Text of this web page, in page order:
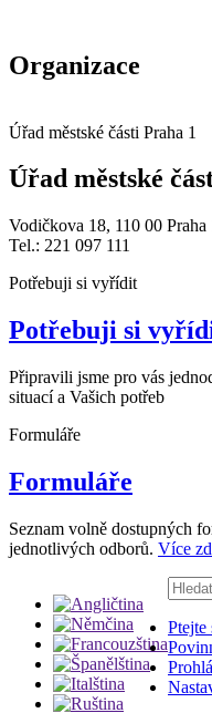
Organizace
Úřad městské části Praha 1
Úřad městské
Vodičkova 18, 110 00 Praha
Tel.: 221 097 111
Potřebuji si vyřídit
Potřebuji si
Připravili jsme pro vás
situací a Vašich potřeb
Formuláře
Formuláře
Seznam volně dostupných
jednotlivých odborů. Více
Ptejte